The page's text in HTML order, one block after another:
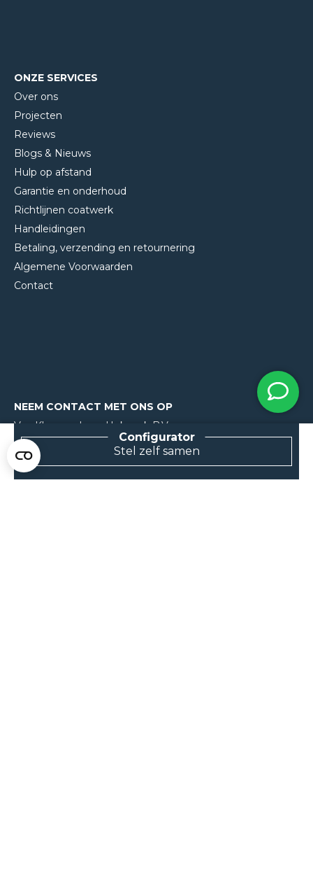
ONZE SERVICES
Over ons
Projecten
Reviews
Blogs & Nieuws
Hulp op afstand
Garantie en onderhoud
Richtlijnen coatwerk
Handleidingen
Betaling, verzending en retournering
Algemene Voorwaarden
Contact
NEEM CONTACT MET ONS OP
Van Klompenburg Hekwerk B.V.
De Rietkraag 11
8082 AA Elburg
0525 216 070
Stel zelf samen